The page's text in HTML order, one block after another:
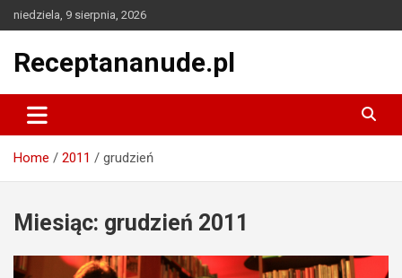
Skip
to
niedziela, 9 sierpnia, 2026
Receptananude.pl
Home 2011 grudzień
Miesiąc: grudzień 2011